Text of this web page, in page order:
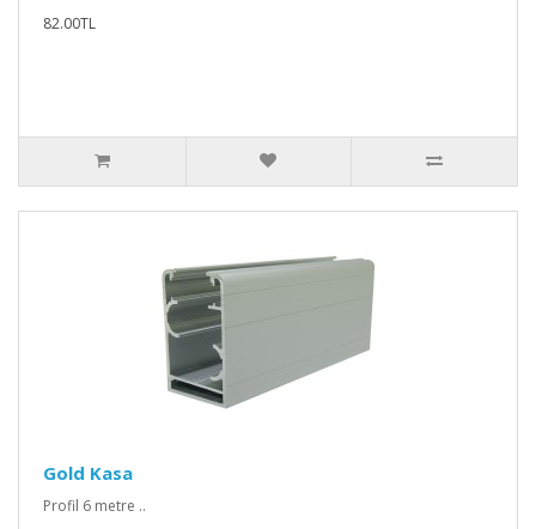
82.00TL
Gold Kasa
Profil 6 metre ..